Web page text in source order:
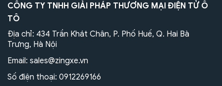
CÔNG TY TNHH GIẢI PHÁP THƯƠNG MẠI ĐIỆN TỬ Ô
TÔ
Địa chỉ: 434 Trần Khát Chân, P. Phố Huế, Q. Hai Bà
Trưng, Hà Nội
Email: sales@zingxe.vn
Số điện thoại: 0912269166